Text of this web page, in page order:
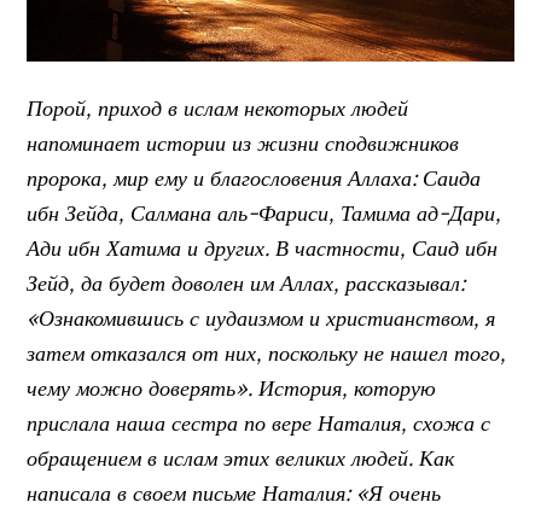
Порой, приход в ислам некоторых людей
напоминает истории из жизни сподвижников
пророка, мир ему и благословения Аллаха: Саида
ибн Зейда, Салмана аль-Фариси, Тамима ад-Дари,
Ади ибн Хатима и других. В частности, Саид ибн
Зейд, да будет доволен им Аллах, рассказывал:
«Ознакомившись с иудаизмом и христианством, я
затем отказался от них, поскольку не нашел того,
чему можно доверять». История, которую
прислала наша сестра по вере Наталия, схожа с
обращением в ислам этих великих людей. Как
написала в своем письме Наталия: «Я очень